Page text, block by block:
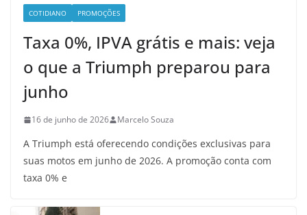
COTIDIANO PROMOÇÕES
Taxa 0%, IPVA grátis e mais: veja
o que a Triumph preparou para
junho
16 de junho de 2026 Marcelo Souza
A Triumph está oferecendo condições exclusivas para
suas motos em junho de 2026. A promoção conta com
taxa 0% e